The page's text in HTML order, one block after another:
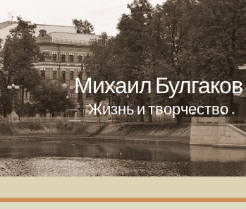
Михаил Булгаков
Жизнь и творчество